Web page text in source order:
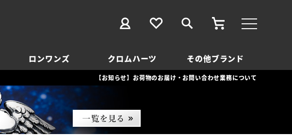
ロンワンズ クロムハーツ その他ブランド
【お知らせ】お荷物のお届け・お問い合わせ業務について